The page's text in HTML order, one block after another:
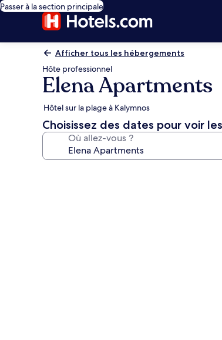
Passer à la section principale
Afficher tous les hébergements
Hôte professionnel
Elena Apartments
Hôtel sur la plage à Kalymnos
Choisissez des dates pour voir
Où allez-vous ?